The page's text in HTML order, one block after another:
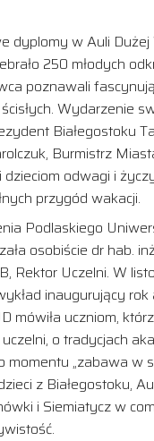
dyplomy w Auli Dużej
250 młodych
poznawali
Wydarzenie
Białegostoku
Burmistrz
odwagi i
przygód wakacji.
Podlaskiego
osobiście dr hab.
Rektor Uczelni. W
inaugurujący rok
mówiła uczniom,
o tradycjach
momentu „zabawa w
z Białegostoku,
i Siemiatycz w